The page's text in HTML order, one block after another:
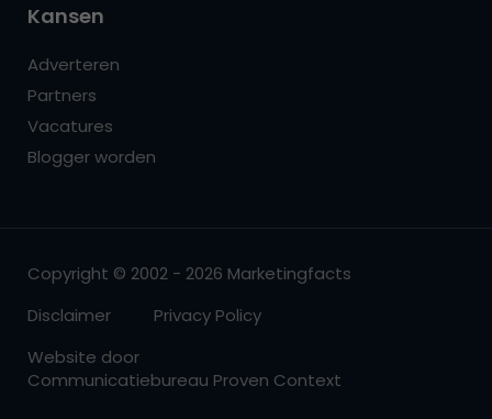
Kansen
Adverteren
Partners
Vacatures
Blogger worden
Copyright © 2002 - 2026 Marketingfacts
Disclaimer
Privacy Policy
Website door
Communicatiebureau Proven Context